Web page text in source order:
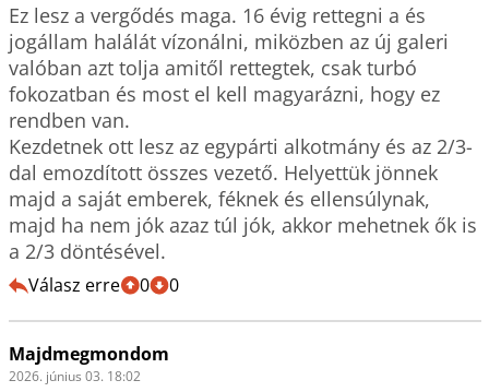
Ez lesz a vergődés maga. 16 évig rettegni a és
jogállam halálát vízonálni, miközben az új galeri
valóban azt tolja amitől rettegtek, csak turbó
fokozatban és most el kell magyarázni, hogy ez
rendben van.
Kezdetnek ott lesz az egypárti alkotmány és az 2/3-
dal emozdított összes vezető. Helyettük jönnek
majd a saját emberek, féknek és ellensúlynak,
majd ha nem jók azaz túl jók, akkor mehetnek ők is
a 2/3 döntésével.
Válasz erre 0 0
Majdmegmondom
2026. június 03. 18:02